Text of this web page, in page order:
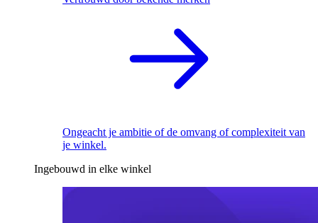
Ongeacht je ambitie of de omvang of complexiteit van
je winkel.
Ingebouwd in elke winkel